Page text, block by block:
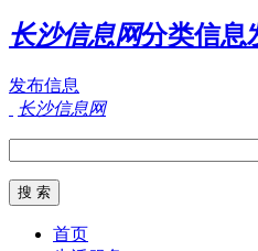
长沙信息网分类信息
发布信息
长沙信息网
首页